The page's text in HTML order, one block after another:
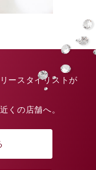
ースタイリストが
くの店舗へ。